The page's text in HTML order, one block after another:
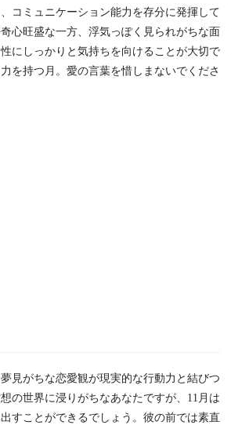
コミュニケーション能力を存分に発揮して
心旺盛な一方、浮気っぽく見られがちな面
にしっかりと気持ちを向けることが大切で
を持つ月。愛の言葉を惜しまないでくださ
見がちな恋愛観が現実的な行動力と結びつ
の世界に浸りがちなあなたですが、11月は
すことができるでしょう。彼の前では素直